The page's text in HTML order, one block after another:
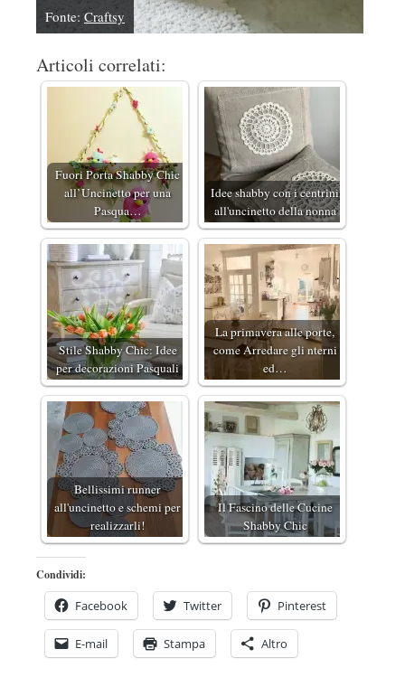
Fonte: Craftsy
Articoli correlati:
Fuori Porta Shabby Chic
all’Uncinetto per una
Pasqua…
Idee shabby con i centrini
all'uncinetto della nonna
Stile Shabby Chic: Idee
per decorazioni Pasquali
La primavera alle porte,
come Arredare gli nterni
ed…
Bellissimi runner
all'uncinetto e schemi per
realizzarli!
Il Fascino delle Cucine
Shabby Chic
Condividi:
Facebook Twitter Pinterest
E-mail Stampa Altro